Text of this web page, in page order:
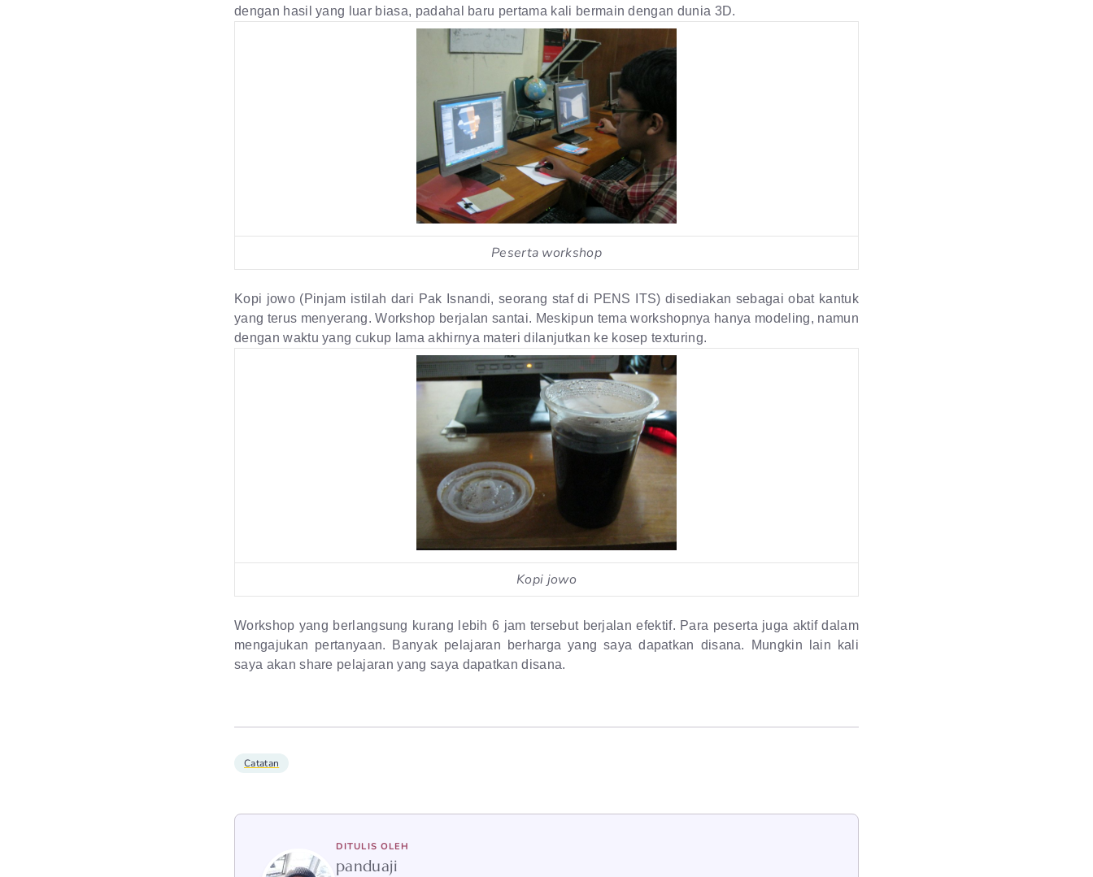
dengan hasil yang luar biasa, padahal baru pertama kali bermain dengan dunia 3D.
Peserta workshop
Kopi jowo (Pinjam istilah dari Pak Isnandi, seorang staf di PENS ITS) disediakan sebagai obat kantuk
yang terus menyerang. Workshop berjalan santai. Meskipun tema workshopnya hanya modeling, namun
dengan waktu yang cukup lama akhirnya materi dilanjutkan ke kosep texturing.
Kopi jowo
Workshop yang berlangsung kurang lebih 6 jam tersebut berjalan efektif. Para peserta juga aktif dalam
mengajukan pertanyaan. Banyak pelajaran berharga yang saya dapatkan disana. Mungkin lain kali
saya akan share pelajaran yang saya dapatkan disana.
Catatan
DITULIS OLEH
panduaji